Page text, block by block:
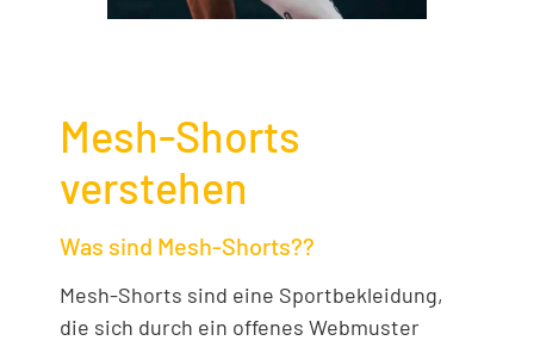
Mesh-Shorts
verstehen
Was sind Mesh-Shorts??
Mesh-Shorts sind eine Sportbekleidung,
die sich durch ein offenes Webmuster